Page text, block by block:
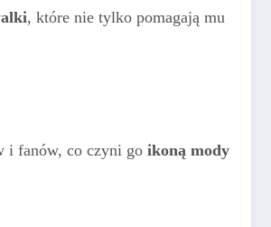
, które nie tylko pomagają mu
i fanów, co czyni go ikoną mody